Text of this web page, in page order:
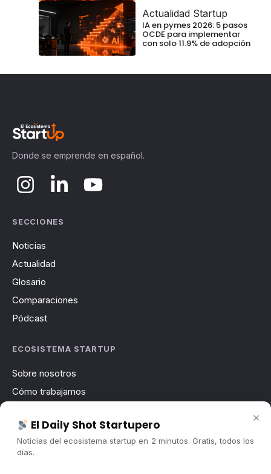
Actualidad Startup
IA en pymes 2026: 5 pasos
OCDE para implementar
con solo 11.9% de adopción
Donde se emprende en español.
SECCIONES
Noticias
Actualidad
Glosario
Comparaciones
Pódcast
ECOSISTEMA STARTUP
Sobre nosotros
Cómo trabajamos
Contacto
Publicidad
×
El Daily Shot Startupero
Noticias del ecosistema startup en 2 minutos. Gratis, todos los
días.